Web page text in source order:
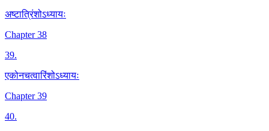
अष्टात्रिंशोऽध्यायः
Chapter 38
39.
एकोनचत्वारिंशोऽध्यायः
Chapter 39
40.